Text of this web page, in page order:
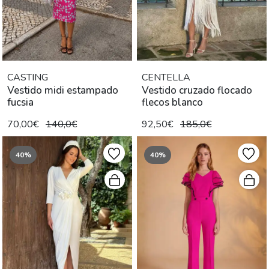
CASTING
Vestido midi estampado
fucsia
70,00€ 140,0€
CENTELLA
Vestido cruzado flocado
flecos blanco
92,50€ 185,0€
40% 40%